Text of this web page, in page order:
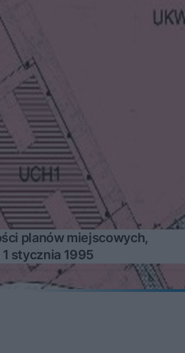
planów miejscowych,
stycznia 1995